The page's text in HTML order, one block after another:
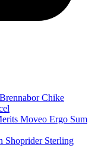
Brennabor Chike
Moveo Ergo Sum
Shoprider Sterling